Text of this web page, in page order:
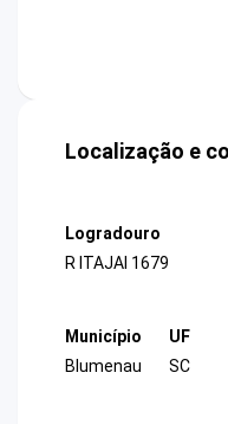
Localização e
Logradouro
R ITAJAI 1679
Município
Blumenau
UF
SC